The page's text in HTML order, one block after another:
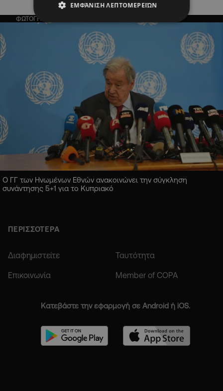
ΦΩΤΟΓΡΑΦΙΑ ΤΗΣ ΗΜΕΡΑΣ
Ο ΓΓ των Ηνωμένων Εθνών ανακοινώνει την σύγκληση
συνάντησης 5+1 για το Κυπριακό
ΠΕΡΙΣΣΟΤΕΡΑ
Διαφημιστείτε Ταυτότητα
Επικοινωνία Member of COPA
Κατεβάστε την εφαρμογή σε Android ή iOS.
ΕΜΦΆΝΙΣΗ ΛΕΠΤΟΜΕΡΕΙΏΝ